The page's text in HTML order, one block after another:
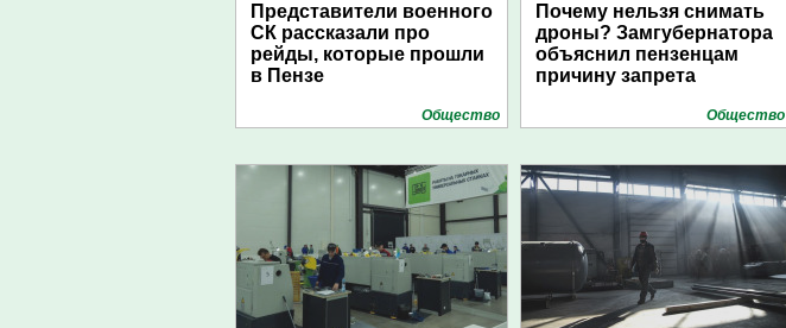
Представители военного
СК рассказали про
рейды, которые прошли
в Пензе
Общество
Почему нельзя снимать
дроны? Замгубернатора
объяснил пензенцам
причину запрета
Общество